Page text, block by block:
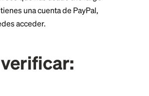
a una dirección de correo
los correos que has usado a
que no puedes acceder.